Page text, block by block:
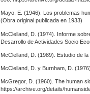
Mayo, E. (1946). Los problemas
(Obra original publicada en 1933)
McClelland, D. (1974). Informe
Desarrollo de Actividades Socio
McClelland, D. (1989). Estudio de
McClelland, D. y Burnham, D.
McGregor, D. (1960). The human
https://archive.org/details/